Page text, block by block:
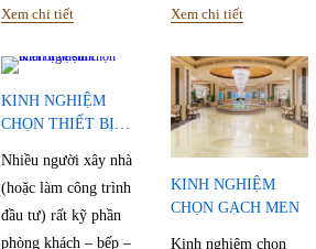
Xem chi tiết Xem chi tiết
KINH NGHIỆM
CHỌN THIẾT BỊ
Nhiều người xây nhà
(hoặc làm công trình
đầu tư) rất kỹ phần
phòng khách – bếp –
KINH NGHIỆM
CHỌN GẠCH MEN
Kinh nghiệm chọn